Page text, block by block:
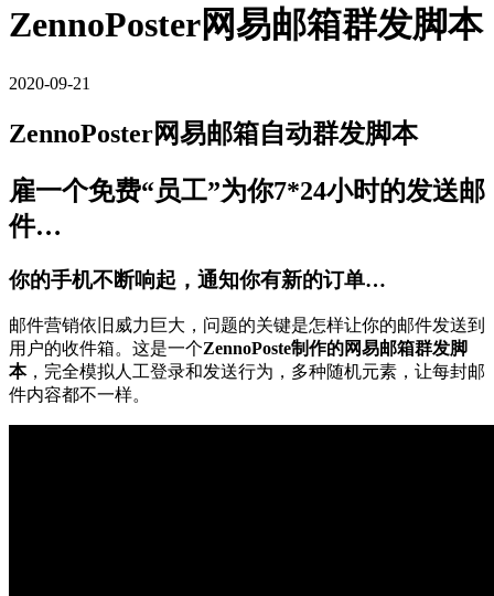
ZennoPoster网易邮箱群发脚本
2020-09-21
ZennoPoster网易邮箱自动群发脚本
雇一个免费“员工”为你7*24小时的发送邮
件…
你的手机不断响起，通知你有新的订单…
邮件营销依旧威力巨大，问题的关键是怎样让你的邮件发送到
用户的收件箱。这是一个ZennoPoste制作的网易邮箱群发脚
本，完全模拟人工登录和发送行为，多种随机元素，让每封邮
件内容都不一样。